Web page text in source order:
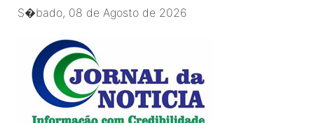
S�bado, 08 de Agosto de 2026